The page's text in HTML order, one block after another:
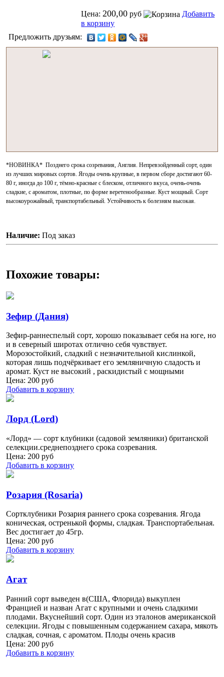
Цена: 200,00 руб
Добавить
в корзину
Предложить друзьям:
*НОВИНКА* Позднего срока созревания, Англия. Непревзойденный сорт, один
из лучших мировых сортов. Ягоды очень крупные, в первом сборе достигают 60-
80 г, иногда до 100 г, тёмно-красные с блеском, отличного вкуса, очень-очень
сладкие, с ароматом, плотные, по форме веретенообразные. Куст мощный. Сорт
высокоурожайный, транспортабельный. Устойчивость к болезням высокая.
Наличие:Под заказ
Похожие товары:
Зефир (Дания)
Зефир-раннеспелый сорт, хорошо показывает себя на юге, но
и в северный широтах отлично себя чувствует.
Морозостойкий, сладкий с незначительной кислинкой,
которая лишь подчёркивает его земляничную сладость и
аромат. Куст не высокий , раскидистый с мощными
Цена: 200 руб
Добавить в корзину
Лорд (Lord)
«Лорд» — сорт клубники (садовой земляники) британской
селекции.среднепозднего срока созревания.
Цена: 200 руб
Добавить в корзину
Розария (Rosaria)
Сортклубники Розария раннего срока созревания. Ягода
коническая, остренькой формы, сладкая. Транспортабельная.
Вес достигает до 45гр.
Цена: 200 руб
Добавить в корзину
Агат
Ранний сорт выведен в(США, Флорида) выкуплен
Францией и назван Агат с крупными и очень сладкими
плодами. Вкуснейший сорт. Один из эталонов американской
селекции. Ягоды с повышенным содержанием сахара, мякоть
сладкая, сочная, с ароматом. Плоды очень красив
Цена: 200 руб
Добавить в корзину